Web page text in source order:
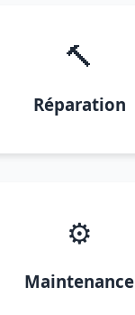
🔨
Réparation
⚙️
Maintenance